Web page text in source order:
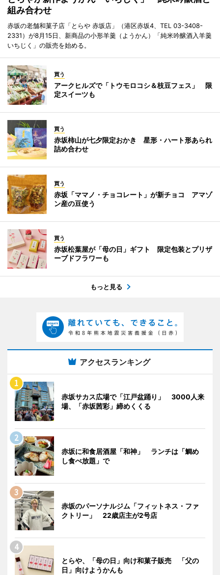
組み合わせ
赤坂の老舗和菓子店「とらや 赤坂店」（港区赤坂4、TEL 03-3408-
2331）が8月15日、新商品の小形羊羹（ようかん）「純米吟醸酒入羊羹
いちじく」の販売を始める。
買う
アークヒルズで「トウモロコシ＆枝豆フェス」 限
定スイーツも
買う
赤坂柿山が七夕限定おかき 星形・ハート形あられ
詰め合わせ
買う
赤坂「ママノ・チョコレート」が新チョコ アマゾ
ン産の豆使う
買う
赤坂松葉屋が「母の日」ギフト 限定包装とプリザ
ーブドフラワーも
もっと見る
アクセスランキング
赤坂サカス広場で「江戸盆踊り」 3000人来
場、「赤坂茜彩」締めくくる
赤坂に和食居酒屋「和神」 ランチは「鯛め
し食べ放題」で
赤坂のパーソナルジム「フィットネス・ファ
クトリー」 22歳店主が2号店
とらや、「母の日」向け和菓子販売 「父の
日」向けようかんも